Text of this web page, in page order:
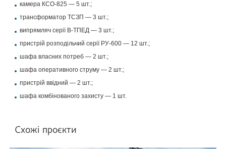
камера КСО-825 — 5 шт.;
трансформатор ТСЗП — 3 шт.;
випрямляч серії В-ТПЕД — 3 шт.;
пристрій розподільчий серії РУ-600 — 12 шт.;
шафа власних потреб — 2 шт.;
шафа оперативного струму — 2 шт.;
пристрій ввідний — 2 шт.;
шафа комбінованого захисту — 1 шт.
Схожі проєкти